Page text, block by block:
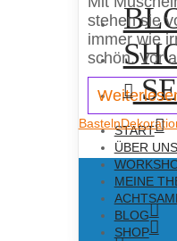
START
ÜBER UNS
MEINE
BLOG
SHOP
stehen sie
immer wie
schön. Vor
Basteln